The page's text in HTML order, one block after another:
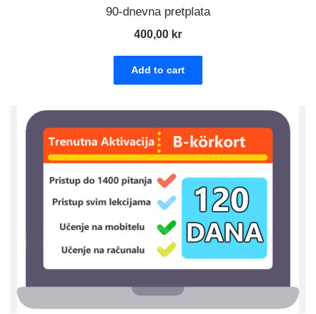
90-dnevna pretplata
400,00 kr
Add to cart